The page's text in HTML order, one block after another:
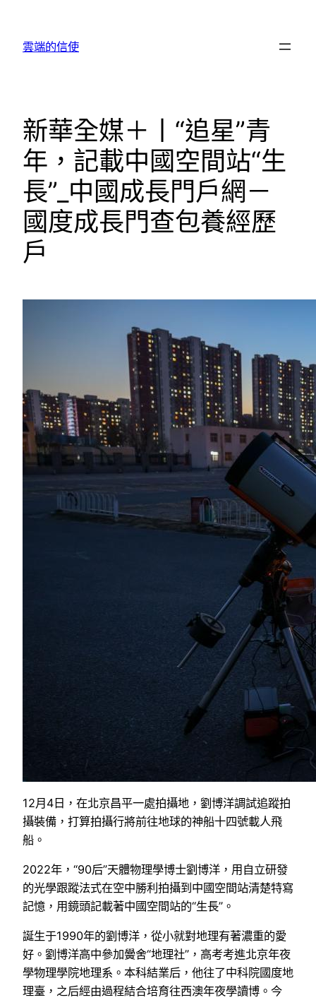
雲端的信使
新華全媒＋丨“追星”青
年，記載中國空間站“生
長”_中國成長門戶網－
國度成長門查包養經歷
戶
12月4日，在北京昌平一處拍攝地，劉博洋調試追蹤拍
攝裝備，打算拍攝行將前往地球的神船十四號載人飛
船。
2022年，“90后”天體物理學博士劉博洋，用自立研發
的光學跟蹤法式在空中勝利拍攝到中國空間站清楚特寫
記憶，用鏡頭記載著中國空間站的“生長”。
誕生于1990年的劉博洋，從小就對地理有著濃重的愛
好。劉博洋高中參加黌舍“地理社”，高考考進北京年夜
學物理學院地理系。本科結業后，他往了中科院國度地
理臺，之后經由過程結合培育往西澳年夜學讀博。今